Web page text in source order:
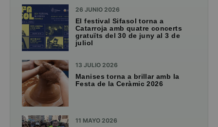
26 JUNIO 2026
El festival Sifasol torna a
Catarroja amb quatre concerts
gratuïts del 30 de juny al 3 de
juliol
13 JULIO 2026
Manises torna a brillar amb la
Festa de la Ceràmic 2026
11 MAYO 2026